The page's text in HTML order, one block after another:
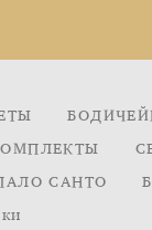
САНТО